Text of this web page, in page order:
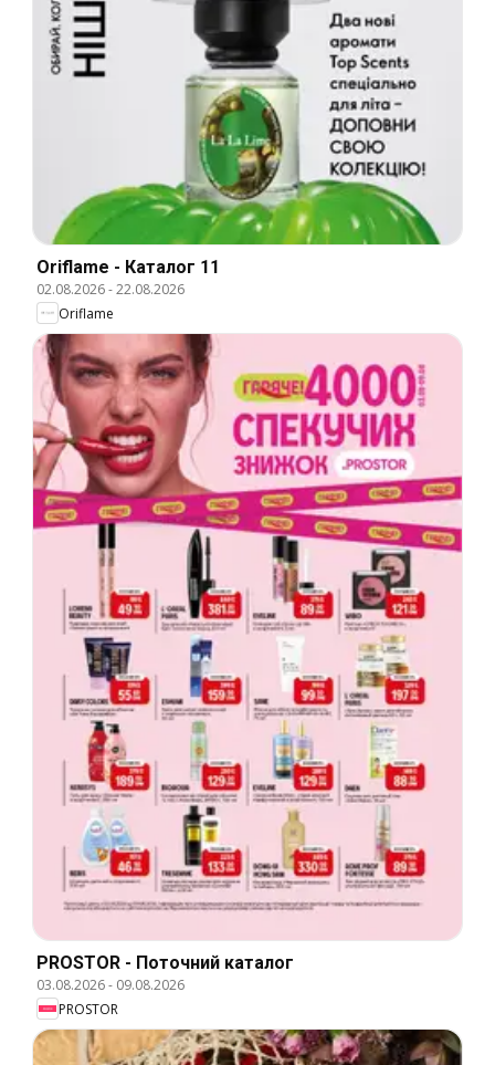
Oriflame - Каталог 11
02.08.2026-22.08.2026
Oriflame
PROSTOR - Поточний каталог
03.08.2026- 09.08.2026
PROSTOR